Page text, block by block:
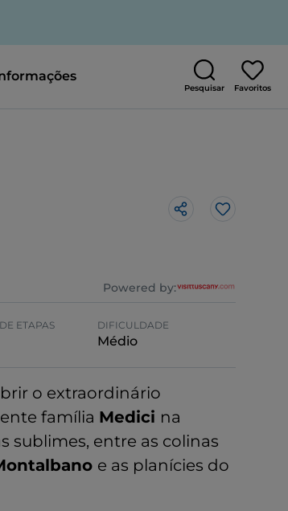
Pesquisar Favoritos
Powered by:
ETAPAS DIFICULDADE
Médio
o extraordinário
família Medici na
sublimes, entre as colinas
e as planícies do
Gosto